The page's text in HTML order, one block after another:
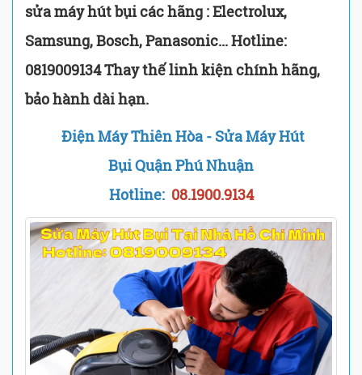
sửa máy hút bụi các hãng : Electrolux,
Samsung, Bosch, Panasonic... Hotline:
0819009134 Thay thế linh kiện chính hãng,
bảo hành dài hạn.
Điện Máy Thiên Hòa - Sửa Máy Hút
Bụi Quận Phú Nhuận
Hotline: 08.1900.9134